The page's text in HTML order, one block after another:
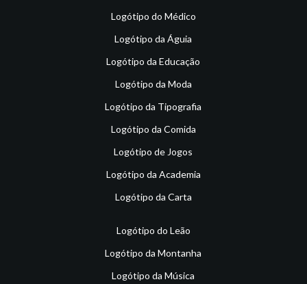
Logótipo do Médico
Logótipo da Águia
Logótipo da Educação
Logótipo da Moda
Logótipo da Tipografia
Logótipo da Comida
Logótipo de Jogos
Logótipo da Academia
Logótipo da Carta
Logótipo do Leão
Logótipo da Montanha
Logótipo da Música